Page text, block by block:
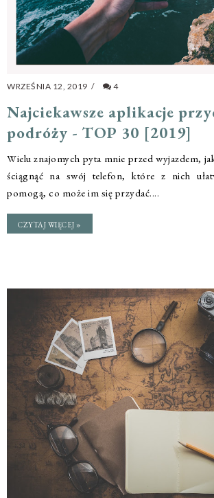
WRZEŚNIA 12, 2019 / 4
Najciekawsze aplikacje
podróży - TOP 30 [2019]
Wielu znajomych pyta mnie przed wyjazdem,
ściągnąć na swój telefon, które z nich
pomogą, co może im się przydać....
CZYTAJ WIĘCEJ »